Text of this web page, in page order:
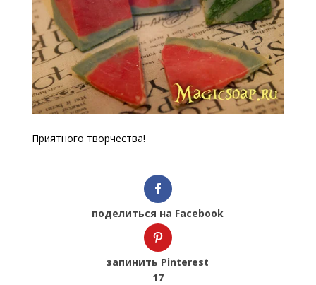
Приятного творчества!
поделиться на Facebook
запинить Pinterest
17